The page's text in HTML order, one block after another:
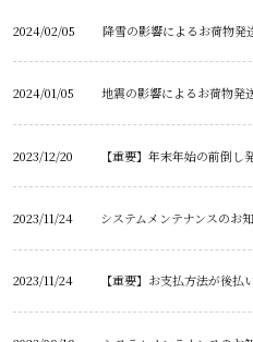
2024/02/05 降雪の影響によるお荷物発
2024/01/05 地震の影響によるお荷物発
2023/12/20 【重要】年末年始の前倒し
2023/11/24 システムメンテナンスのお
2023/11/24 【重要】お支払方法が後払